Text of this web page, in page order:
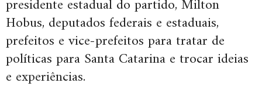
presidente estadual do partido, Milton
Hobus, deputados federais e estaduais,
prefeitos e vice-prefeitos para tratar de
políticas para Santa Catarina e trocar ideias
e experiências.